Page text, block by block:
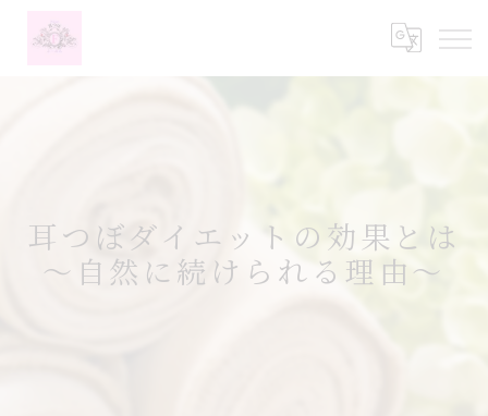
耳つぼダイエットの効果とは
～自然に続けられる理由～